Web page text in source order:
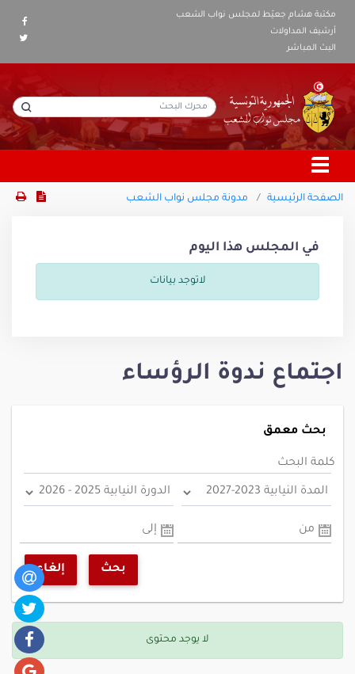
مكتبة هشام جعيّط لمجلس نواب الشعب
أرشيف المداولات
البث المباشر
الصفحة الرئيسية مدونة مجلس نواب الشعب
في المجلس هذا اليوم
لاتوجد بيانات
اجتماع ندوة الرؤساء
بحث معمق
كلمة البحث
من إلى
بحث إلغاء
لا يوجد محتوى